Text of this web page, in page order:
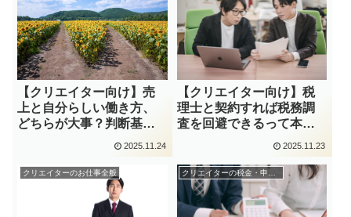
【クリエイター向け】売
上と自分らしい働き方、
どちらが大事？判断基準
2025.11.24
【クリエイター向け】税
理士と契約すれば税務調
査を回避できるって本
2025.11.23
クリエイターのお仕事全般